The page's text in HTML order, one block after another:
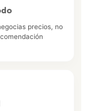
precios, no